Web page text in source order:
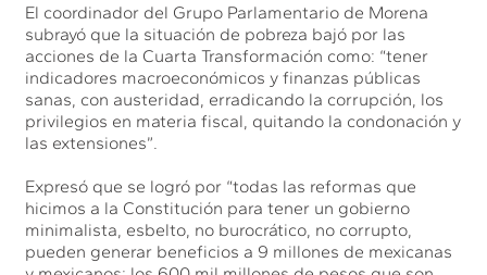
El coordinador del Grupo Parlamentario de Morena
subrayó que la situación de pobreza bajó por las
acciones de la Cuarta Transformación como: “tener
indicadores macroeconómicos y finanzas públicas
sanas, con austeridad, erradicando la corrupción, los
privilegios en materia fiscal, quitando la condonación y
las extensiones”.
Expresó que se logró por “todas las reformas que
hicimos a la Constitución para tener un gobierno
minimalista, esbelto, no burocrático, no corrupto,
pueden generar beneficios a 9 millones de mexicanas